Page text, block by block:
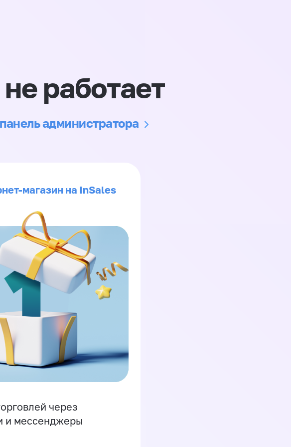
работает
администратора
магазин на InSales
через
и мессенджеры